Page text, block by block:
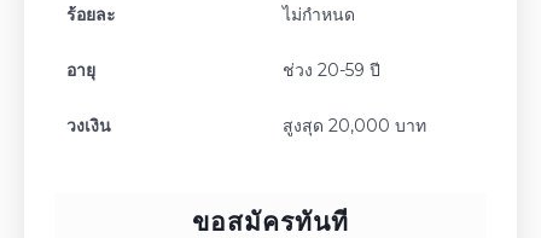
ร้อยละ ไม่กำหนด
อายุ ช่วง 20-59 ปี
วงเงิน สูงสุด 20,000 บาท
ขอสมัครทันที